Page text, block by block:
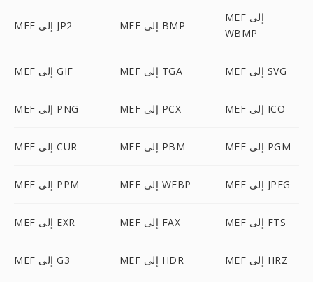
MEF إلى JP2 MEF إلى BMP
MEF إلى
WBMP
MEF إلى GIF MEF إلى TGA MEF إلى SVG
MEF إلى PNG MEF إلى PCX MEF إلى ICO
MEF إلى CUR MEF إلى PBM MEF إلى PGM
MEF إلى PPM MEF إلى WEBP MEF إلى JPEG
MEF إلى EXR MEF إلى FAX MEF إلى FTS
MEF إلى G3 MEF إلى HDR MEF إلى HRZ